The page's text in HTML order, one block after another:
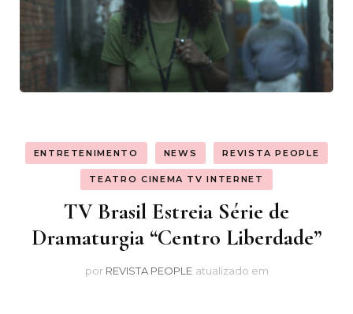
ENTRETENIMENTO NEWS REVISTA PEOPLE
TEATRO CINEMA TV INTERNET
TV Brasil Estreia Série de
Dramaturgia “Centro Liberdade”
por REVISTA PEOPLE atualizado em